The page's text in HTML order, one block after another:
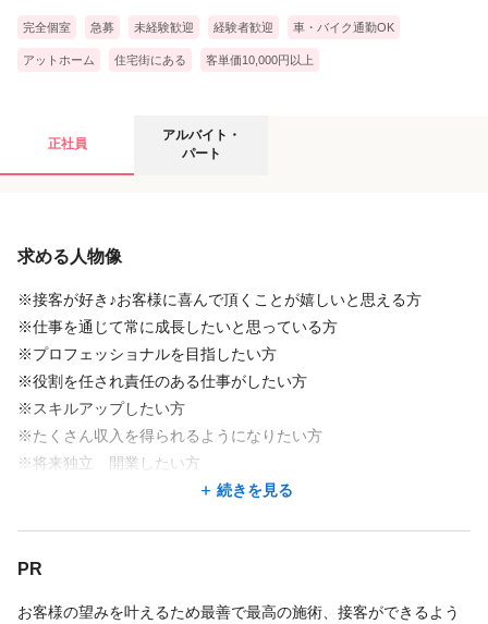
完全個室 急募 未経験歓迎 経験者歓迎 車・バイク通勤OK
アットホーム 住宅街にある 客単価10,000円以上
アルバイト・パートの募集要項
時給1,200円〜1,500円
店舗名・勤務地
Primal Beauty ADE
岐阜県 岐阜市 島新町4-18
岐阜駅
地図を見る
地図アプリで見る
正社員
アルバイト・
パート
求める人物像
※接客が好き♪お客様に喜んで頂くことが嬉しいと思える方
※仕事を通じて常に成長したいと思っている方
※プロフェッショナルを目指したい方
※役割を任され責任のある仕事がしたい方
※スキルアップしたい方
※たくさん収入を得られるようになりたい方
※将来独立 開業したい方
す♪
続きを見る
PR
お客様の望みを叶えるため最善で最高の施術、接客ができるよう